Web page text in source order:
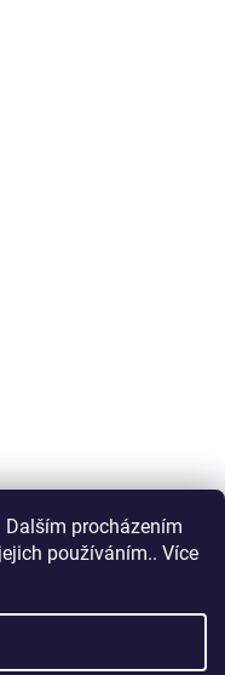
procházením
používáním.. Více